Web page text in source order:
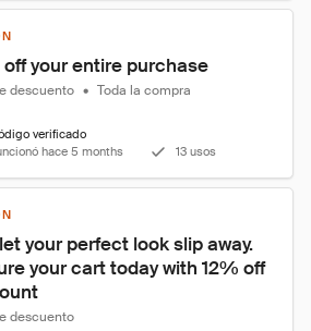
off your entire purchase
descuento • Toda la compra
verificado
hace 5 months
13 usos
your perfect look slip away.
your cart today with 12% off
descuento